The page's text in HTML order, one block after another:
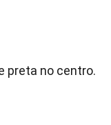
preta no centro.